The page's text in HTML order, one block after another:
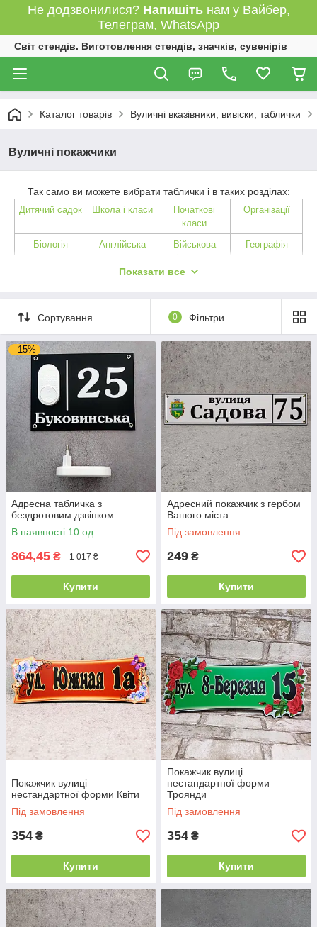
Не додзвонилися? Напишітьнам у Вайбер,
Телеграм, WhatsApp
Світ стендів. Виготовлення стендів, значків, сувенірів
Каталог товарів Вуличні вказівники, вивіски, таблички
Вуличні покажчики
Так само ви можете вибрати таблички і в таких розділах:
Дитячий садок Школа і класи
Початкові
класи
Організації
Біологія
Англійська
Військова
підготовка
Географія
Математика Німецька мова
Зарубіжна
Музика Психолог
Трудове
навчання
Хімія
Спорт Медицина
Для дому і
двору
Логопед
Бібліотека Вивіски
Адресні
покажчики
Безпека
Показати все
Сортування 0 Фільтри
–15%
Адресна табличка з
бездротовим дзвінком
В наявності 10 од.
864,45 ₴ 1 017 ₴
Купити
Адресний покажчик з гербом
Вашого міста
Під замовлення
249 ₴
Купити
Покажчик вулиці
нестандартної форми Квіти
Під замовлення
354 ₴
Купити
Покажчик вулиці
нестандартної форми
Троянди
Під замовлення
354 ₴
Купити